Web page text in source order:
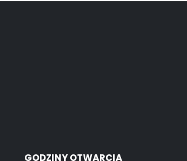
GODZINY OTWARCIA